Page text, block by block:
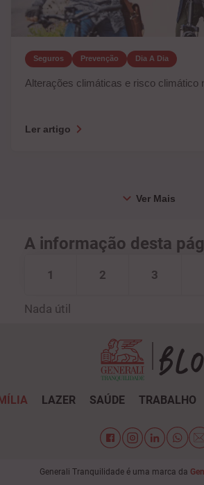
Seguros Prevenção Dia A Dia
Alterações climáticas e risco climático
Ler artigo
A informação desta
Nada útil
1 2 3
LAZER SAÚDE TRABALHO
Generali Tranquilidade é uma marca da